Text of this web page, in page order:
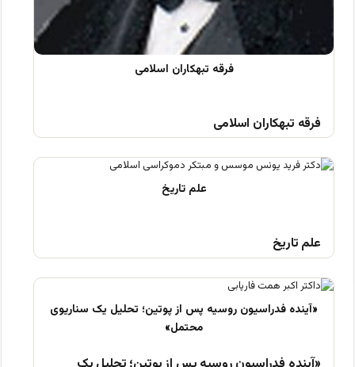
فرقه تبهکاران اسلامی
علم تاریخ